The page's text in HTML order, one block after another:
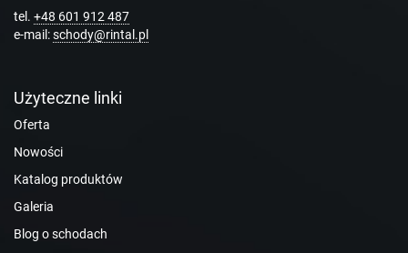
tel. +48 601 912 487
e-mail:schody@rintal.pl
Użyteczne linki
Oferta
Nowości
Katalog produktów
Galeria
Blog o schodach